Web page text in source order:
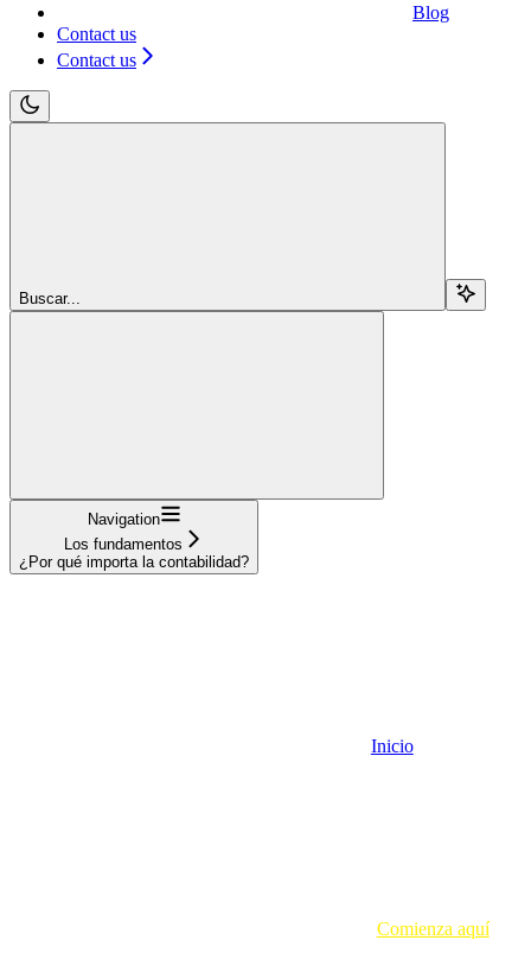
Blog
Contact us
Contact us
Buscar...
Navigation
Los fundamentos
¿Por qué importa la contabilidad?
Inicio
Comienza aquí